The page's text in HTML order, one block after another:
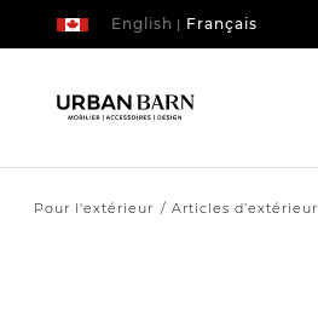
| Français
English
Pour l'extérieur Articles d’extérieur